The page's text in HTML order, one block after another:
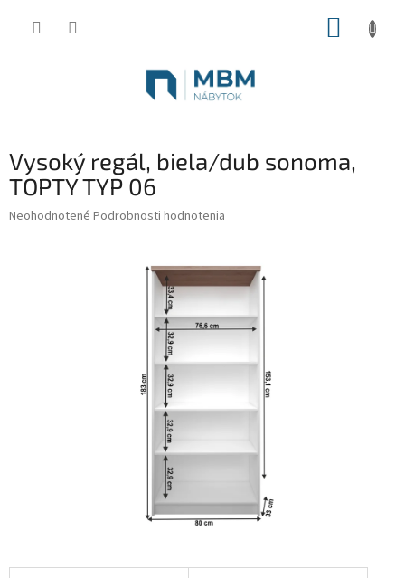
Vysoký regál, biela/dub sonoma,
TOPTY TYP 06
Priemerné
Neohodnotené Podrobnosti hodnotenia